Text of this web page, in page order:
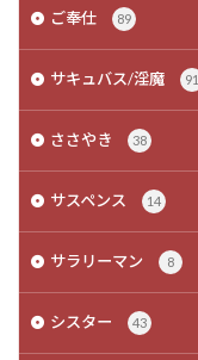
ご奉仕 89
サキュバス/淫魔 91
ささやき 38
サスペンス 14
サラリーマン 8
シスター 43